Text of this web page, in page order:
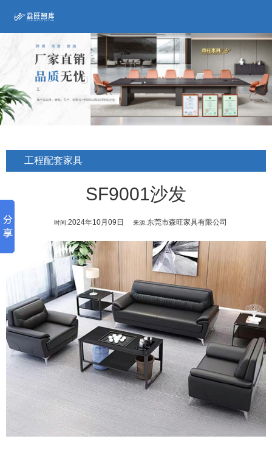
工程配套家具
SF9001沙发
时间:2024年10月09日 来源:东莞市森旺家具有限公司